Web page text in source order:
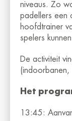
niveaus. Zo
padellers een
hoofdtrainer
spelers
De activiteit
Het
13:45: